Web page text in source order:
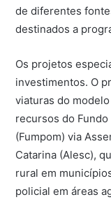
de diferentes
destinados a
Os projetos
investimentos. O
viaturas do
recursos do
(Fumpom) via
Catarina (Alesc),
rural em
policial em áreas